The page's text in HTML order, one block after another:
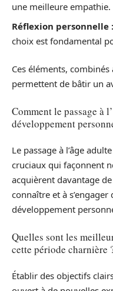
une meilleure empathie.
Réflexion personnelle :
choix est fondamental
Ces éléments,
permettent de bâtir un
Comment le passage à
développement
Le passage à l’âge
cruciaux qui façonnent
acquièrent davantage
connaître et à
développement
Quelles sont les
cette période charnière
Établir des objectifs